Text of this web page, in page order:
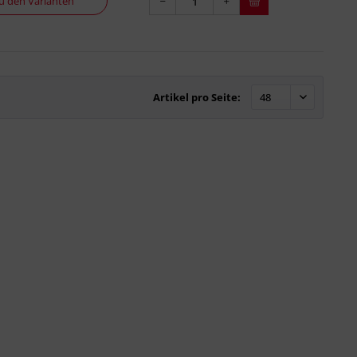
Artikel pro Seite: